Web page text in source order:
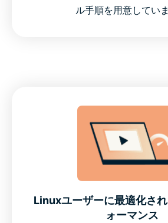
ル手順を用意していま
Linuxユーザーに最適化さ
ォーマンス